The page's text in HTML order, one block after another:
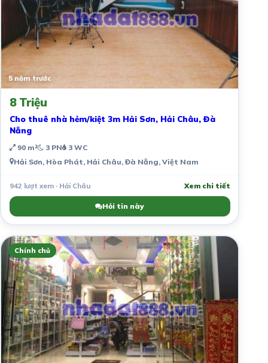
5 năm trước
8 Triệu
Cho thuê nhà hẻm/kiệt 3m Hải Sơn, Hải Châu, Đà
Nẵng
90 m² 3 PN 3 WC
Hải Sơn, Hòa Phát, Hải Châu, Đà Nẵng, Việt Nam
942 lượt xem · Hải Châu Xem chi tiết
Hỏi tin này
Chính chủ